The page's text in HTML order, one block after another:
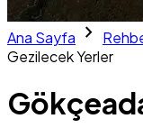
Ana Sayfa chevron_right
Gezilecek Yerler